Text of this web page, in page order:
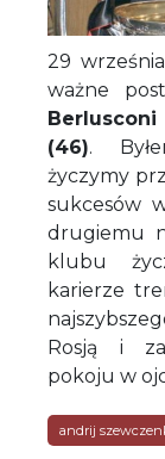
29
ważne
(46).
życzymy
sukcesów
drugiemu
klubu
karierze
Rosją i
pokoju w
andrij